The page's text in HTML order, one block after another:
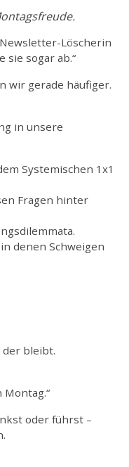
Löscherin
sie sogar ab.“
wir gerade häufiger.
in unsere
Systemischen 1x1
Fragen hinter
denen Schweigen
bleibt.
oder führst –